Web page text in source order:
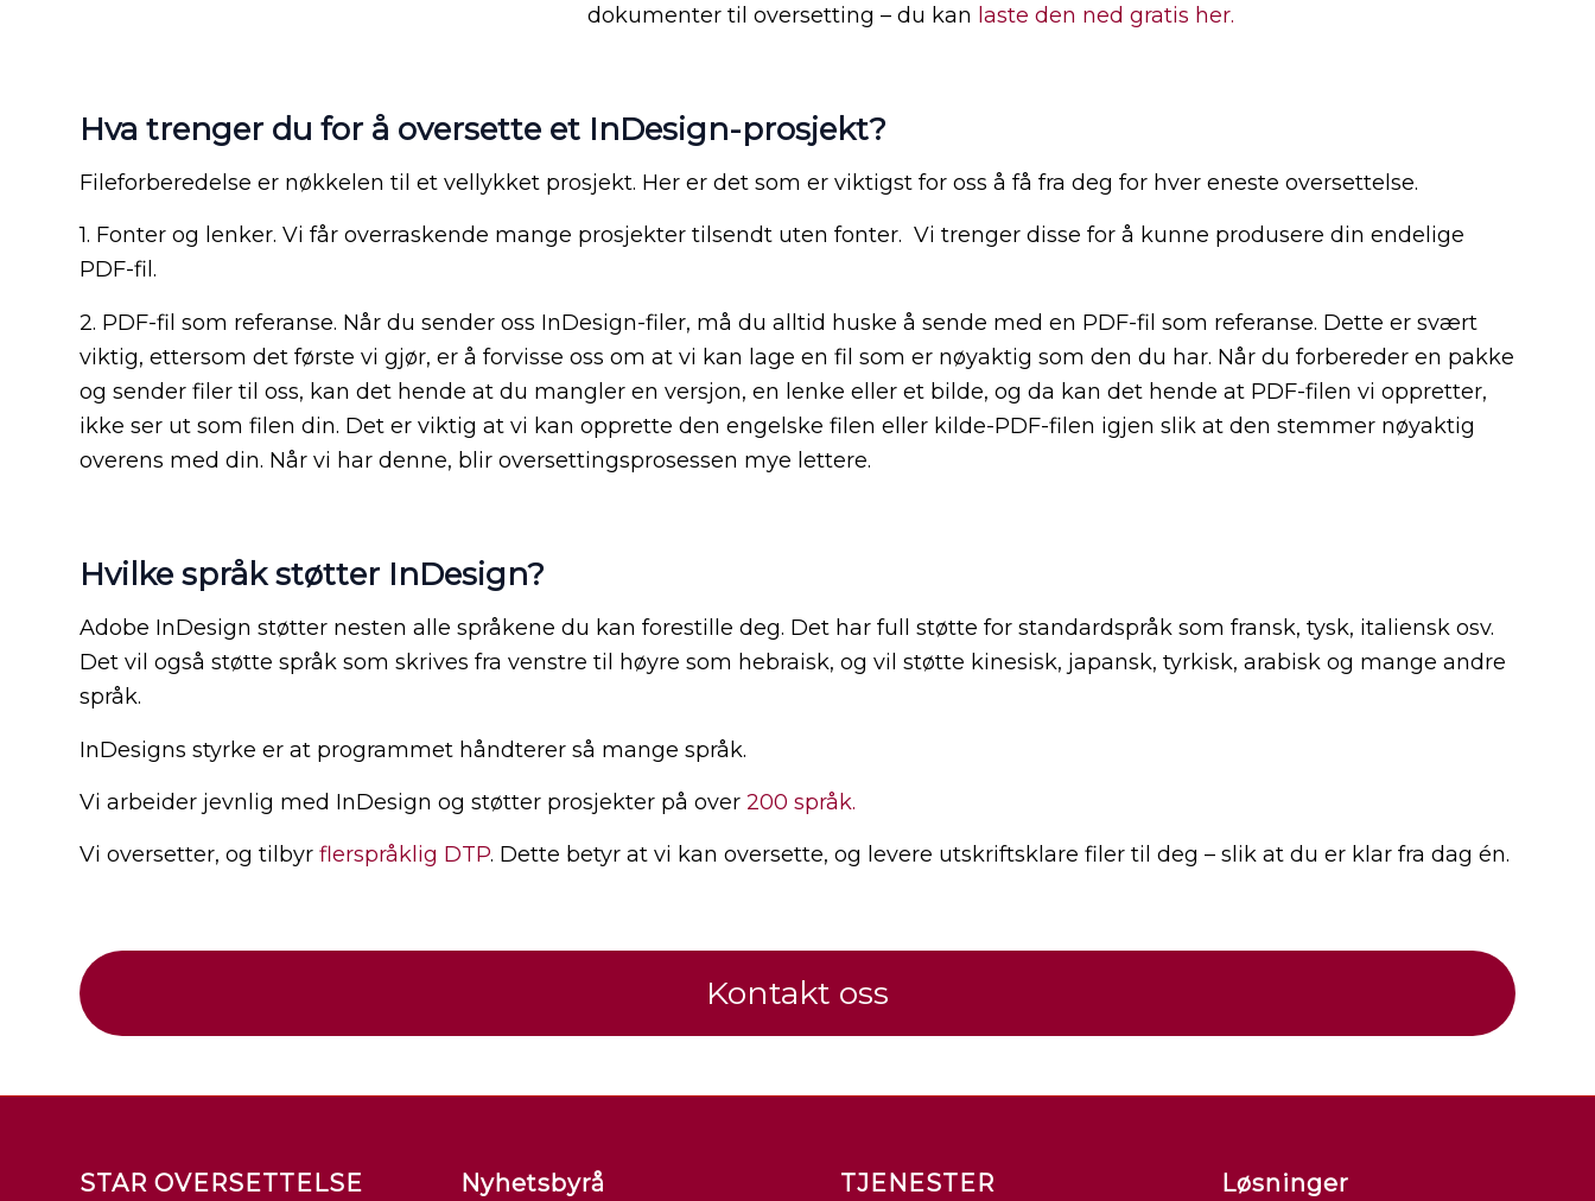
dokumenter til oversetting – du kan laste den ned gratis her.
Hva trenger du for å oversette et InDesign-prosjekt?
Fileforberedelse er nøkkelen til et vellykket prosjekt. Her er det som er viktigst for oss å få fra deg for hver eneste oversettelse.
1. Fonter og lenker. Vi får overraskende mange prosjekter tilsendt uten fonter. Vi trenger disse for å kunne produsere din endelige
PDF-fil.
2. PDF-fil som referanse. Når du sender oss InDesign-filer, må du alltid huske å sende med en PDF-fil som referanse. Dette er svært
viktig, ettersom det første vi gjør, er å forvisse oss om at vi kan lage en fil som er nøyaktig som den du har. Når du forbereder en pakke
og sender filer til oss, kan det hende at du mangler en versjon, en lenke eller et bilde, og da kan det hende at PDF-filen vi oppretter,
ikke ser ut som filen din. Det er viktig at vi kan opprette den engelske filen eller kilde-PDF-filen igjen slik at den stemmer nøyaktig
overens med din. Når vi har denne, blir oversettingsprosessen mye lettere.
Hvilke språk støtter InDesign?
Adobe InDesign støtter nesten alle språkene du kan forestille deg. Det har full støtte for standardspråk som fransk, tysk, italiensk osv.
Det vil også støtte språk som skrives fra venstre til høyre som hebraisk, og vil støtte kinesisk, japansk, tyrkisk, arabisk og mange andre
språk.
InDesigns styrke er at programmet håndterer så mange språk.
Vi arbeider jevnlig med InDesign og støtter prosjekter på over 200 språk.
Vi oversetter, og tilbyr flerspråklig DTP. Dette betyr at vi kan oversette, og levere utskriftsklare filer til deg – slik at du er klar fra dag én.
Kontakt oss
STAR OVERSETTELSE Nyhetsbyrå TJENESTER Løsninger